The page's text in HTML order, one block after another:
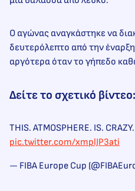
Ο αγώνας αναγκάστηκε να
δευτερόλεπτο από την
αργότερα όταν το γήπεδο
Δείτε το σχετικό βίντεο:
THIS. ATMOSPHERE. IS.
pic.twitter.com/xmplJP3ati
— FIBA Europe Cup